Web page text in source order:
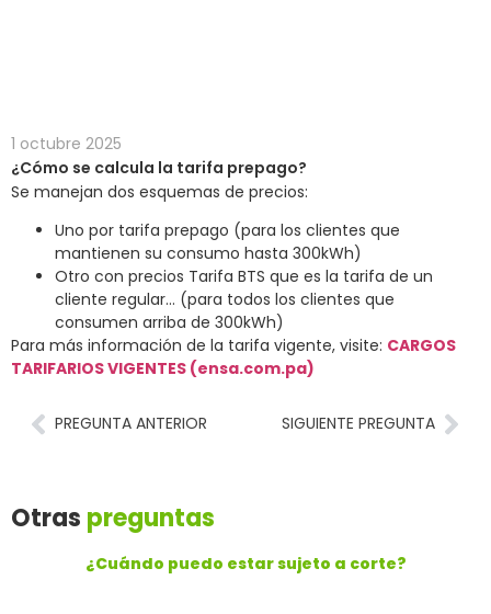
1 octubre 2025
¿Cómo se calcula la tarifa prepago?
Se manejan dos esquemas de precios:
Uno por tarifa prepago (para los clientes que
mantienen su consumo hasta 300kWh)
Otro con precios Tarifa BTS que es la tarifa de un
cliente regular… (para todos los clientes que
consumen arriba de 300kWh)
Para más información de la tarifa vigente, visite: CARGOS
TARIFARIOS VIGENTES (ensa.com.pa)
PREGUNTA ANTERIOR SIGUIENTE PREGUNTA
Otras preguntas
¿Cuándo puedo estar sujeto a corte?